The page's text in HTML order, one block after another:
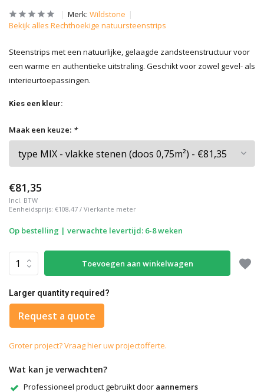
Merk: Wildstone
Bekijk alles Rechthoekige natuursteenstrips
Steenstrips met een natuurlijke, gelaagde zandsteenstructuur voor
een warme en authentieke uitstraling. Geschikt voor zowel gevel- als
interieurtoepassingen.
Kies een kleur:
Maak een keuze: *
€81,35
Incl. BTW
Eenheidsprijs: €108,47 / Vierkante meter
Op bestelling | verwachte levertijd: 6-8 weken
Toevoegen aan winkelwagen
Larger quantity required?
Request a quote
Groter project? Vraag hier uw projectofferte.
Wat kan je verwachten?
Professioneel product gebruikt door aannemers